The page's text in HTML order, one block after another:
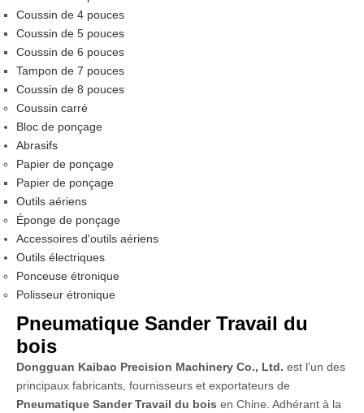
Coussin de 4 pouces
Coussin de 5 pouces
Coussin de 6 pouces
Tampon de 7 pouces
Coussin de 8 pouces
Coussin carré
Bloc de ponçage
Abrasifs
Papier de ponçage
Papier de ponçage
Outils aériens
Éponge de ponçage
Accessoires d'outils aériens
Outils électriques
Ponceuse étronique
Polisseur étronique
Pneumatique Sander Travail du
bois
Dongguan Kaibao Precision Machinery Co., Ltd. est l'un des
principaux fabricants, fournisseurs et exportateurs de
Pneumatique Sander Travail du bois en Chine. Adhérant à la